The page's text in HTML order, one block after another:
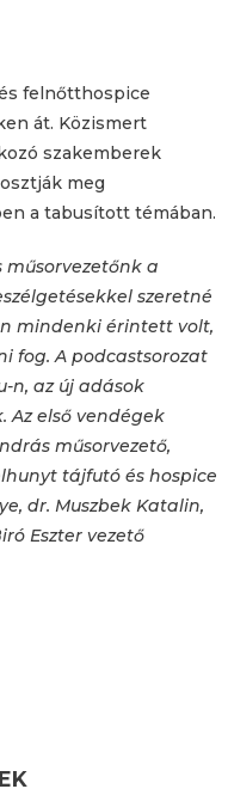
felnőtthospice
át. Közismert
szakemberek
meg
a tabusított témában.
műsorvezetőnk a
szeretné
mindenki érintett volt,
fog. A podcastsorozat
n, az új adások
Az első vendégek
műsorvezető,
tájfutó és hospice
dr. Muszbek Katalin,
Eszter vezető